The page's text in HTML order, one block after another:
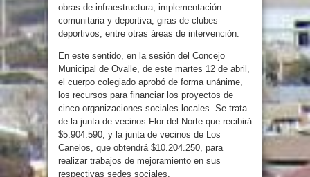
obras de infraestructura, implementación
comunitaria y deportiva, giras de clubes
deportivos, entre otras áreas de intervención.
En este sentido, en la sesión del Concejo
Municipal de Ovalle, de este martes 12 de abril,
el cuerpo colegiado aprobó de forma unánime,
los recursos para financiar los proyectos de
cinco organizaciones sociales locales. Se trata
de la junta de vecinos Flor del Norte que recibirá
$5.904.590, y la junta de vecinos de Los
Canelos, que obtendrá $10.204.250, para
realizar trabajos de mejoramiento en sus
respectivas sedes sociales.